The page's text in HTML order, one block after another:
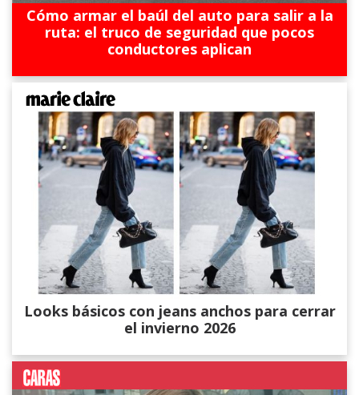
Cómo armar el baúl del auto para salir a la
ruta: el truco de seguridad que pocos
conductores aplican
Looks básicos con jeans anchos para cerrar
el invierno 2026